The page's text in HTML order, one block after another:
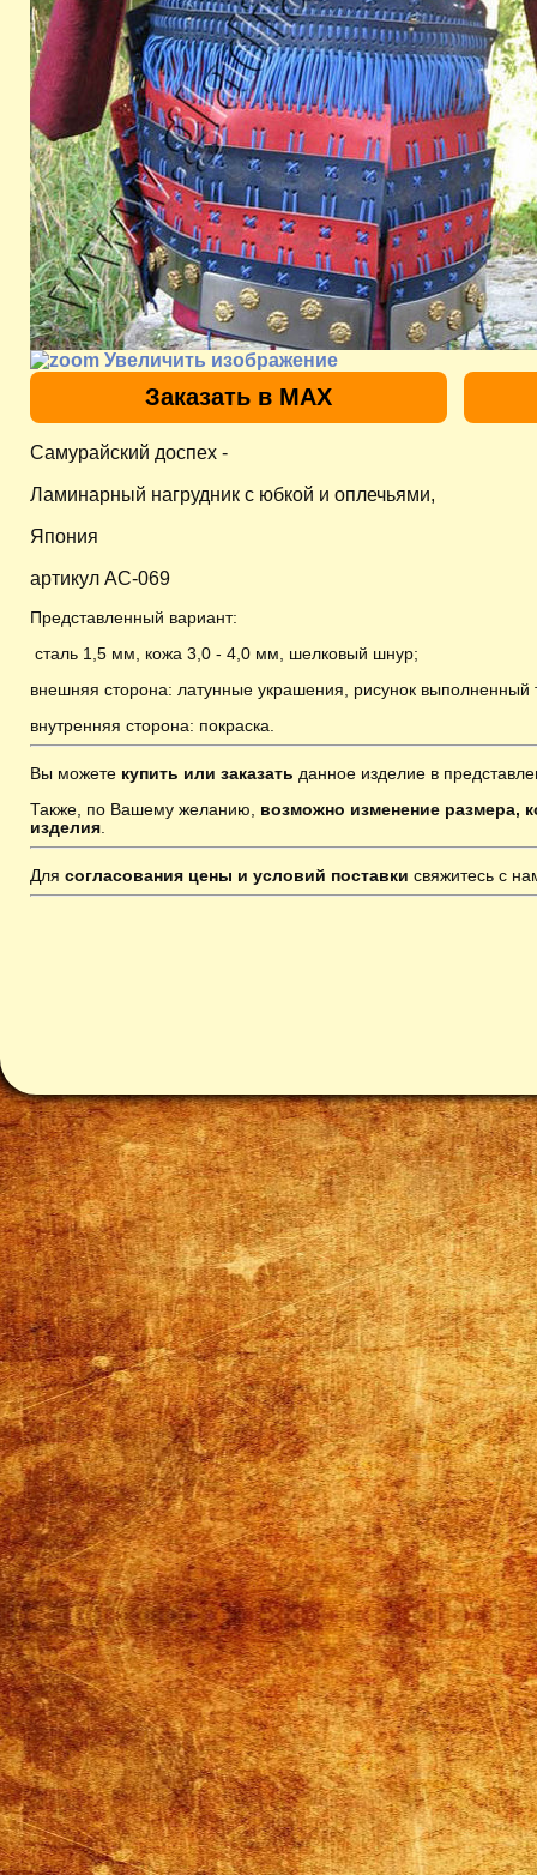
Увеличить изображение
Заказать в MAX
Самурайский доспех -
Ламинарный нагрудник с юбкой и оплечьями,
Япония
артикул AC-069
Представленный вариант:
сталь 1,5 мм, кожа 3,0 - 4,0 мм, шелковый шнур;
внешняя сторона: латунные украшения,
рисунок выполненный
внутренняя сторона: покраска.
Вы можете купить или заказать данное изделие в
Также, по Вашему желанию, возможно изменение размера,
изделия
Для согласования цены и условий поставки свяжитесь с